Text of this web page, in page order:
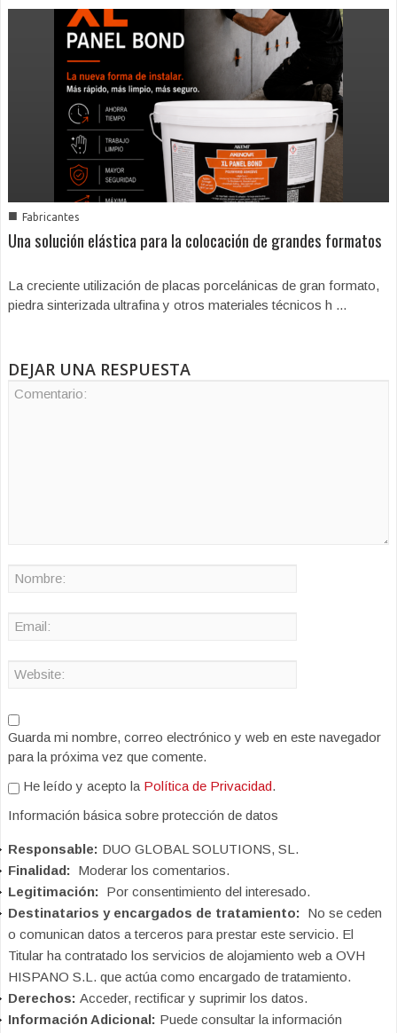
■ Fabricantes
Una solución elástica para la colocación de grandes formatos
La creciente utilización de placas porcelánicas de gran formato,
piedra sinterizada ultrafina y otros materiales técnicos h ...
DEJAR UNA RESPUESTA
Guarda mi nombre, correo electrónico y web en este navegador
para la próxima vez que comente.
He leído y acepto la Política de Privacidad.
Información básica sobre protección de datos
Responsable: DUO GLOBAL SOLUTIONS, SL.
Finalidad: Moderar los comentarios.
Legitimación: Por consentimiento del interesado.
Destinatarios y encargados de tratamiento: No se ceden
o comunican datos a terceros para prestar este servicio. El
Titular ha contratado los servicios de alojamiento web a OVH
HISPANO S.L. que actúa como encargado de tratamiento.
Derechos: Acceder, rectificar y suprimir los datos.
Información Adicional: Puede consultar la información